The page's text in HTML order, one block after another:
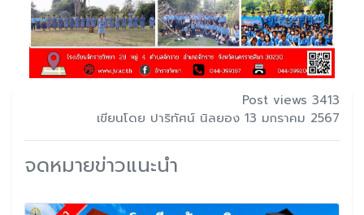
Post views 3413
เขียนโดย ปาริทัศน์ นิลยอง 13 มกราคม 2567
จดหมายข่าวแนะนำ